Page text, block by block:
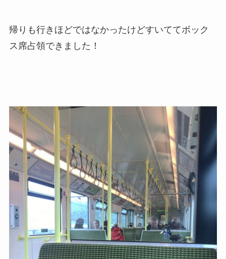
帰りも行きほどではなかったけどすいててボック
ス席占領できました！